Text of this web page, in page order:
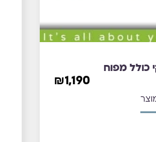
כולל מפוח
₪1,190